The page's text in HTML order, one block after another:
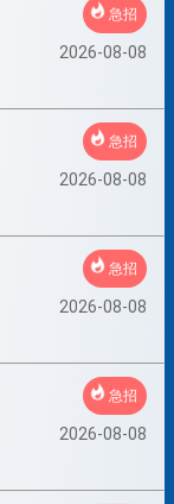
急招
2026-08-08
急招
2026-08-08
急招
2026-08-08
急招
2026-08-08